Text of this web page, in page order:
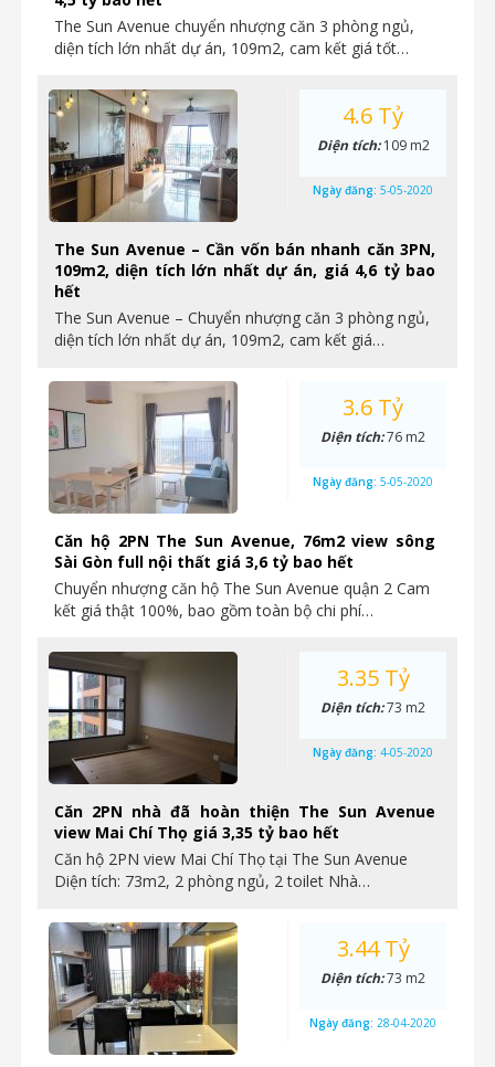
The Sun Avenue chuyển nhượng căn 3 phòng ngủ,
diện tích lớn nhất dự án, 109m2, cam kết giá tốt…
The Sun Avenue – Cần vốn bán nhanh căn 3PN,
109m2, diện tích lớn nhất dự án, giá 4,6 tỷ bao
hết
The Sun Avenue – Chuyển nhượng căn 3 phòng ngủ,
diện tích lớn nhất dự án, 109m2, cam kết giá…
4.6 Tỷ
Diện tích:109 m2
Ngày đăng: 5-05-2020
Căn hộ 2PN The Sun Avenue, 76m2 view sông
Sài Gòn full nội thất giá 3,6 tỷ bao hết
Chuyển nhượng căn hộ The Sun Avenue quận 2 Cam
kết giá thật 100%, bao gồm toàn bộ chi phí…
3.6 Tỷ
Diện tích:76 m2
Ngày đăng: 5-05-2020
Căn 2PN nhà đã hoàn thiện The Sun Avenue
view Mai Chí Thọ giá 3,35 tỷ bao hết
Căn hộ 2PN view Mai Chí Thọ tại The Sun Avenue
Diện tích: 73m2, 2 phòng ngủ, 2 toilet Nhà…
3.35 Tỷ
Diện tích:73 m2
Ngày đăng: 4-05-2020
3.44 Tỷ
Diện tích:73 m2
Ngày đăng: 28-04-2020